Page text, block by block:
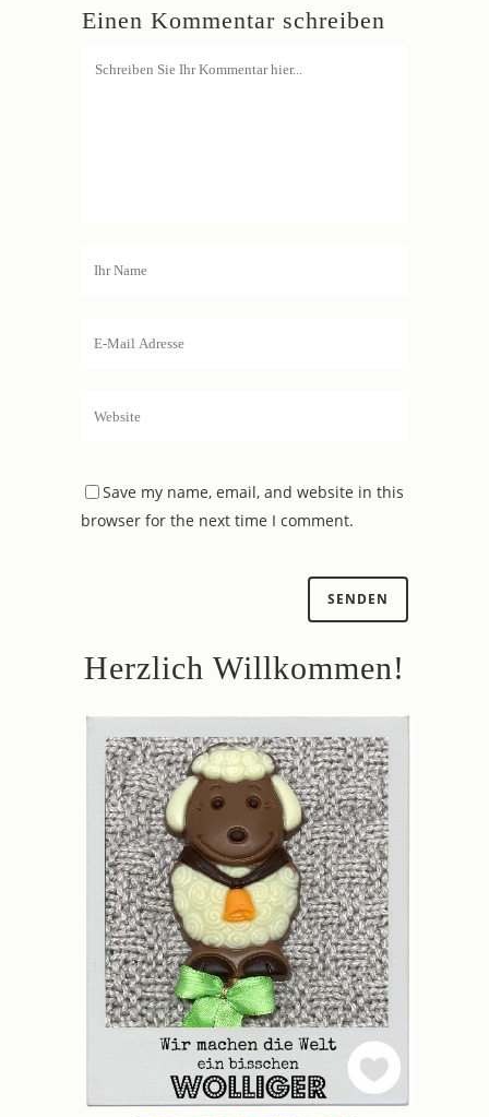
Einen Kommentar schreiben
Save my name, email, and website in this
browser for the next time I comment.
Herzlich Willkommen!